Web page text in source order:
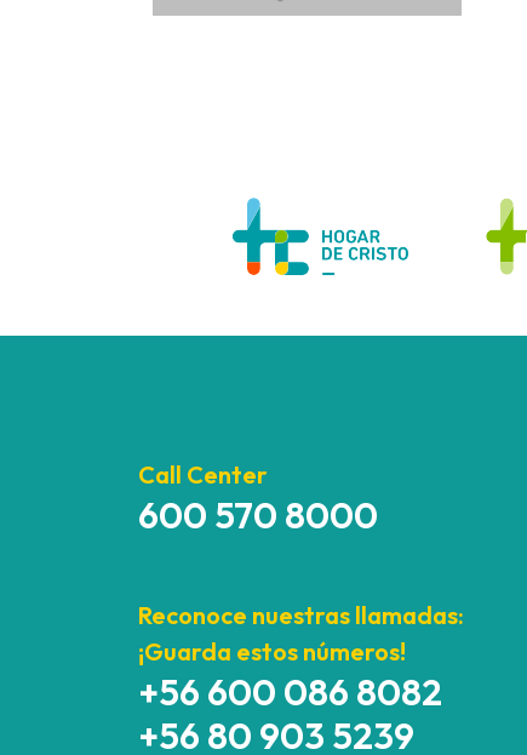
Call Center
600 570 8000
Reconoce nuestras llamadas:
¡Guarda estos números!
+56 600 086 8082
+56 80 903 5239